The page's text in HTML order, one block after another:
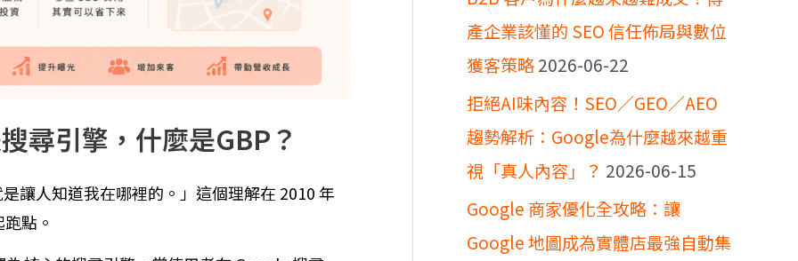
尋引擎，什麼是GBP？
讓人知道我在哪裡的。」這個理解在 2010 年
點。
產企業該懂的 SEO 信任佈局與數位
獲客策略2026-06-22
拒絕AI味內容！SEO／GEO／AEO
趨勢解析：Google為什麼越來越重
視「真人內容」？ 2026-06-15
Google 商家優化全攻略：讓
Google 地圖成為實體店最強自動集